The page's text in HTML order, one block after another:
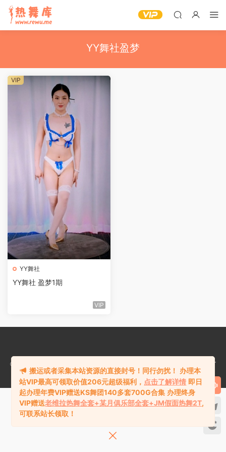
YY舞社盈梦
YY舞社
YY舞社 盈梦1期
VIP
VIP
©2018-2024
版权所有站内资源均收集于网络，若侵犯了
您的合法权益，请联系站长删除！
搬运或者采集本站资源的直接封号！同行勿扰！ 办理本
站VIP最高可领取价值206元超级福利， 点击了解详情 即日
起办理年费VIP赠送KS舞团140多套700G合集 办理终身
VIP赠送老维拉热舞全套+某月俱乐部全套+JM假面热舞2T,
可联系站长领取！